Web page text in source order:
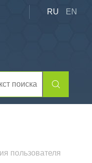
RU EN
пользователя